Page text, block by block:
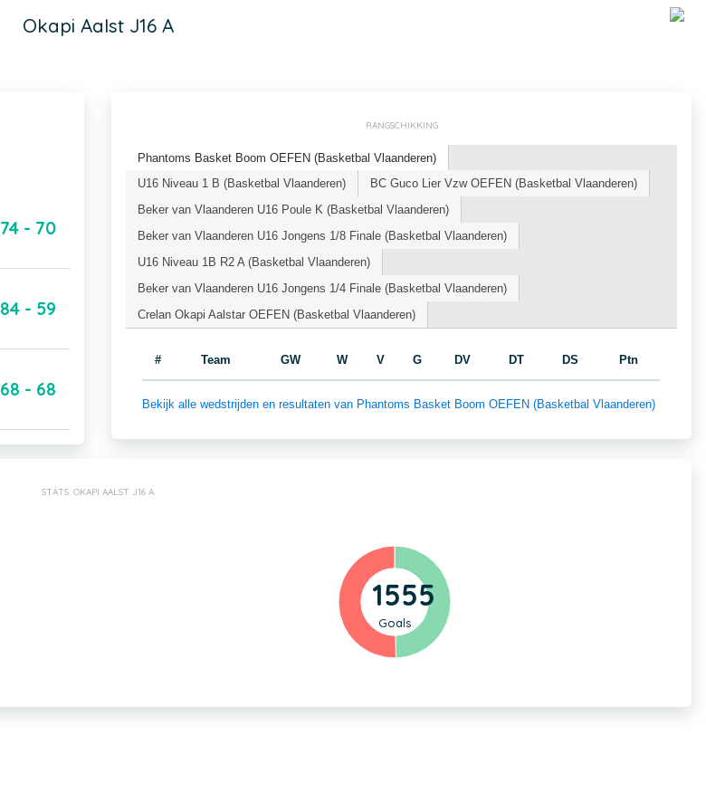
Okapi Aalst J16 A
74 - 70
84 - 59
68 - 68
RANGSCHIKKING
Phantoms Basket Boom OEFEN (Basketbal Vlaanderen)
U16 Niveau 1 B (Basketbal Vlaanderen)
BC Guco Lier Vzw OEFEN (Basketbal Vlaanderen)
Beker van Vlaanderen U16 Poule K (Basketbal Vlaanderen)
Beker van Vlaanderen U16 Jongens 1/8 Finale (Basketbal Vlaanderen)
U16 Niveau 1B R2 A (Basketbal Vlaanderen)
Beker van Vlaanderen U16 Jongens 1/4 Finale (Basketbal Vlaanderen)
Crelan Okapi Aalstar OEFEN (Basketbal Vlaanderen)
# Team GW W V G DV DT DS Ptn
Bekijk alle wedstrijden en resultaten van Phantoms Basket Boom OEFEN (Basketbal Vlaanderen)
STATS: OKAPI AALST J16 A
1555
Goals